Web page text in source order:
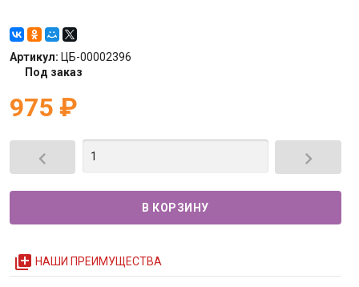
Артикул: ЦБ-00002396
Под заказ
975 ₽
 
queue НАШИ ПРЕИМУЩЕСТВА